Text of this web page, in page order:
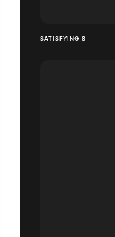
SATISFYING 8